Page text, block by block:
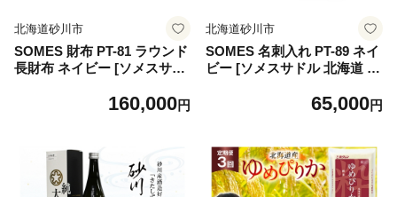
北海道砂川市
SOMES 財布 PT-81 ラウンド
長財布 ネイビー [ソメスサド
ソメス 長財布 ラウンドファ
レザー ウォレット 国産 日本
製 ブランド サイフ さいふ so
mes saddle
160,000円
北海道砂川市
SOMES 名刺入れ PT-89 ネイ
ビー [ソメスサドル 北海道 砂
ドケース 名刺ケース 紺 メン
mes saddle
65,000円